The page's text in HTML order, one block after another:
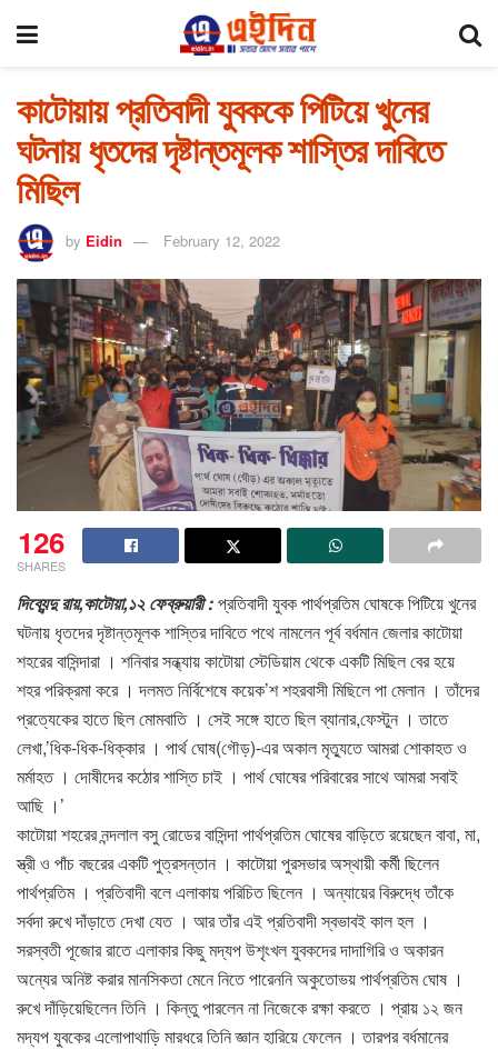
কাটোয়ায় প্রতিবাদী যুবককে পিটিয়ে খুনের
ঘটনায় ধৃতদের দৃষ্টান্তমূলক শাস্তির দাবিতে
মিছিল
by Eidin February 12, 2022
126
SHARES
দিব্যেন্দু রায়,কাটোয়া,১২ ফেব্রুয়ারী :প্রতিবাদী যুবক পার্থপ্রতিম ঘোষকে পিটিয়ে খুনের
ঘটনায় ধৃতদের দৃষ্টান্তমূলক শাস্তির দাবিতে পথে নামলেন পূর্ব বর্ধমান জেলার কাটোয়া
শহরের বাসিন্দারা । শনিবার সন্ধ্যায় কাটোয়া স্টেডিয়াম থেকে একটি মিছিল বের হয়ে
শহর পরিক্রমা করে । দলমত নির্বিশেষে কয়েক’শ শহরবাসী মিছিলে পা মেলান । তাঁদের
প্রত্যেকের হাতে ছিল মোমবাতি । সেই সঙ্গে হাতে ছিল ব্যানার,ফেস্টুন । তাতে
লেখা,’ধিক-ধিক-ধিক্কার । পার্থ ঘোষ(গৌড়)-এর অকাল মৃত্যুতে আমরা শোকাহত ও
মর্মাহত । দোষীদের কঠোর শাস্তি চাই । পার্থ ঘোষের পরিবারের সাথে আমরা সবাই
আছি ।’
কাটোয়া শহরের নন্দলাল বসু রোডের বাসিন্দা পার্থপ্রতিম ঘোষের বাড়িতে রয়েছেন বাবা, মা,
স্ত্রী ও পাঁচ বছরের একটি পুত্রসন্তান । কাটোয়া পুরসভার অস্থায়ী কর্মী ছিলেন
পার্থপ্রতিম । প্রতিবাদী বলে এলাকায় পরিচিত ছিলেন । অন্যায়ের বিরুদ্ধে তাঁকে
সর্বদা রুখে দাঁড়াতে দেখা যেত । আর তাঁর এই প্রতিবাদী স্বভাবই কাল হল ।
সরস্বতী পূজোর রাতে এলাকার কিছু মদ্যপ উশৃংখল যুবকদের দাদাগিরি ও অকারন
অন্যের অনিষ্ট করার মানসিকতা মেনে নিতে পারেননি অকুতোভয় পার্থপ্রতিম ঘোষ ।
রুখে দাঁড়িয়েছিলেন তিনি । কিন্তু পারলেন না নিজেকে রক্ষা করতে । প্রায় ১২ জন
মদ্যপ যুবকের এলোপাথাড়ি মারধরে তিনি জ্ঞান হারিয়ে ফেলেন । তারপর বর্ধমানের